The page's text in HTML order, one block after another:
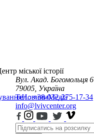
НовиниМедіа
міської історії
Вул. Акад. Богомольця 6
79005, Україна
Тел.: +38-032-275-17-34
info@lvivcenter.org